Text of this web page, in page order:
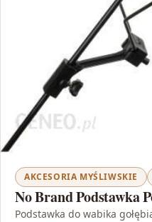
AKCESORIA MYŚLIWSKIE
No Brand Podstawka
Podstawka do wabika